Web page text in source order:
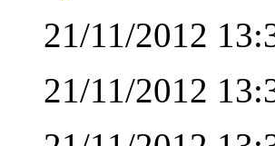
21/11/2012
21/11/2012